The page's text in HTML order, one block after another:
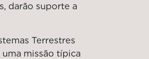
darão suporte a
Terrestres
missão típica